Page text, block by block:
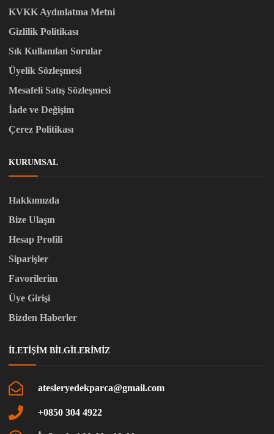
KVKK Aydınlatma Metni
Gizlilik Politikası
Sık Kullanılan Sorular
Üyelik Sözleşmesi
Mesafeli Satış Sözleşmesi
İade ve Değişim
Çerez Politikası
KURUMSAL
Hakkımızda
Bize Ulaşın
Hesap Profili
Siparişler
Favorilerim
Üye Girişi
Bizden Haberler
İLETIŞIM BILGILERIMIZ
atesleryedekparca@gmail.com
+0850 304 4922